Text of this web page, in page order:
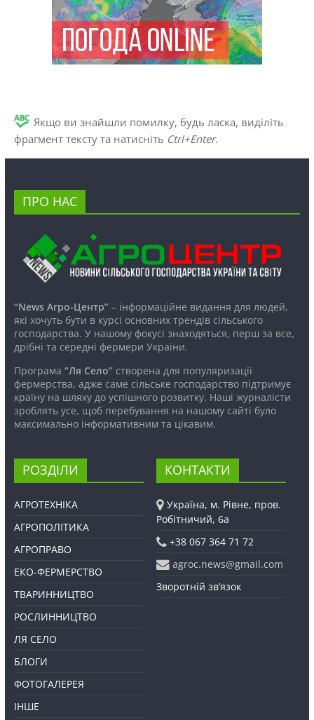
Якщо ви знайшли помилку, будь ласка, виділіть
фрагмент тексту та натисніть Ctrl+Enter.
ПРО НАС
“News Агро-Центр”– інформаційне видання для людей,
які хочуть бути в курсі основних трендів сільського
господарства. У нашому фокусі знаходяться, перш за все,
дрібні та середні фермери України.
Програма “Ля Село”створена для популяризації
фермерства, адже саме сільське господарство підтримує
країну на шляху до успішного розвитку. Наші журналісти
зроблять усе, щоб перебування на нашому сайті було
максимально інформативним та цікавим.
РОЗДІЛИ
АГРОТЕХНІКА
АГРОПОЛІТИКА
АГРОПРАВО
ЕКО-ФЕРМЕРСТВО
ТВАРИННИЦТВО
РОСЛИННИЦТВО
ЛЯ СЕЛО
БЛОГИ
ФОТОГАЛЕРЕЯ
ІНШЕ
КОНТАКТИ
Україна, м. Рівне, пров.
Робітничий, 6а
+38 067 364 71 72
agroc.news@gmail.com
Зворотній зв’язок